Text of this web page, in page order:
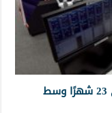
تراجع الين الياباني إلى أدنى مستوى في 23 شهرًا وسط